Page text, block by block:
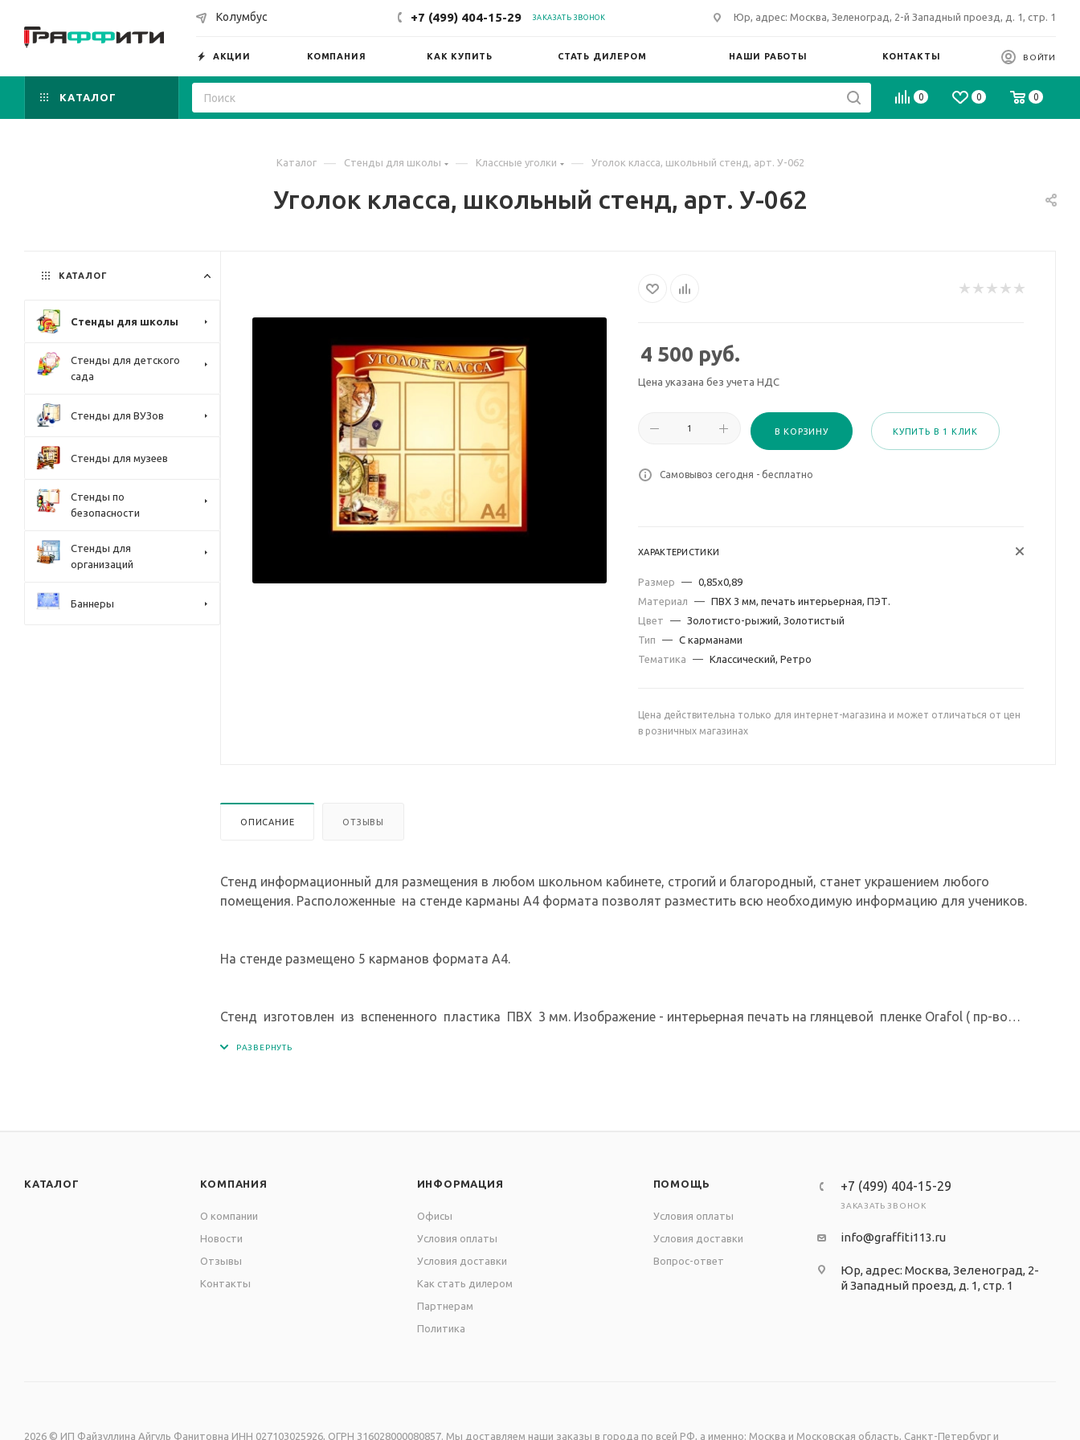
Колумбус +7 (499) 404-15-29 ЗАКАЗАТЬ ЗВОНОК Юр, адрес: Москва, Зеленоград, 2-й Западный проезд, д. 1, стр. 1
АКЦИИ КОМПАНИЯ КАК КУПИТЬ СТАТЬ ДИЛЕРОМ НАШИ РАБОТЫ КОНТАКТЫ ВОЙТИ
КАТАЛОГ 0 0 0
Каталог — Стенды для школы — Классные уголки — Уголок класса, школьный стенд, арт. У-062
Уголок класса, школьный стенд, арт. У-062
4 500 руб.
Цена указана без учета НДС
В КОРЗИНУ КУПИТЬ В 1 КЛИК
Самовывоз сегодня - бесплатно
ХАРАКТЕРИСТИКИ
Размер — 0,85х0,89
Материал
— ПВХ 3 мм, печать интерьерная, ПЭТ.
Цвет
— Золотисто-рыжий, Золотистый
Тип
— С карманами
Тематика
— Классический, Ретро
Цена действительна только для интернет-магазина и может отличаться от цен
в розничных магазинах
ОПИСАНИЕ ОТЗЫВЫ
Стенд информационный для размещения в любом школьном кабинете, строгий и благородный, станет украшением любого
помещения. Расположенные на стенде карманы А4 формата позволят разместить всю необходимую информацию для учеников.
На стенде размещено 5 карманов формата А4.
Стенд изготовлен из вспененного пластика ПВХ 3 мм. Изображение - интерьерная печать на глянцевой пленке Orafol ( пр-во
прозрачного материала - ПЭТ.
КАТАЛОГ
Стенды для школы
Стенды для детского
сада
Стенды для ВУЗов
Стенды для музеев
Стенды по
безопасности
Стенды для
организаций
Баннеры
КАТАЛОГ КОМПАНИЯ
О компании
Новости
Отзывы
Контакты
ИНФОРМАЦИЯ
Офисы
Условия оплаты
Условия доставки
Как стать дилером
Партнерам
Политика
ПОМОЩЬ
Условия оплаты
Условия доставки
Вопрос-ответ
+7 (499) 404-15-29
ЗАКАЗАТЬ ЗВОНОК
info@graffiti113.ru
Юр, адрес: Москва, Зеленоград, 2-
й Западный проезд, д. 1, стр. 1
2026 © ИП Файзуллина Айгуль Фанитовна ИНН 027103025926, ОГРН 316028000080857. Мы доставляем наши заказы в города по всей РФ, а именно: Москва и Московская область, Санкт-Петербург и